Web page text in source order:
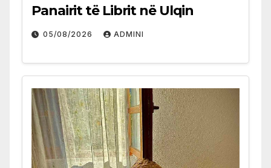
Panairit të Librit në Ulqin
05/08/2026 ADMINI